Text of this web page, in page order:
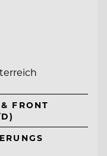
FRONT